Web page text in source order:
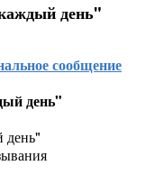
день"
сообщение
день"
день"